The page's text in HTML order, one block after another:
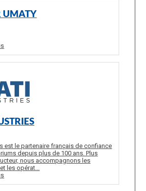
UMATY
est le partenaire français de confiance
depuis plus de 100 ans. Plus
nous accompagnons les
les opérat...